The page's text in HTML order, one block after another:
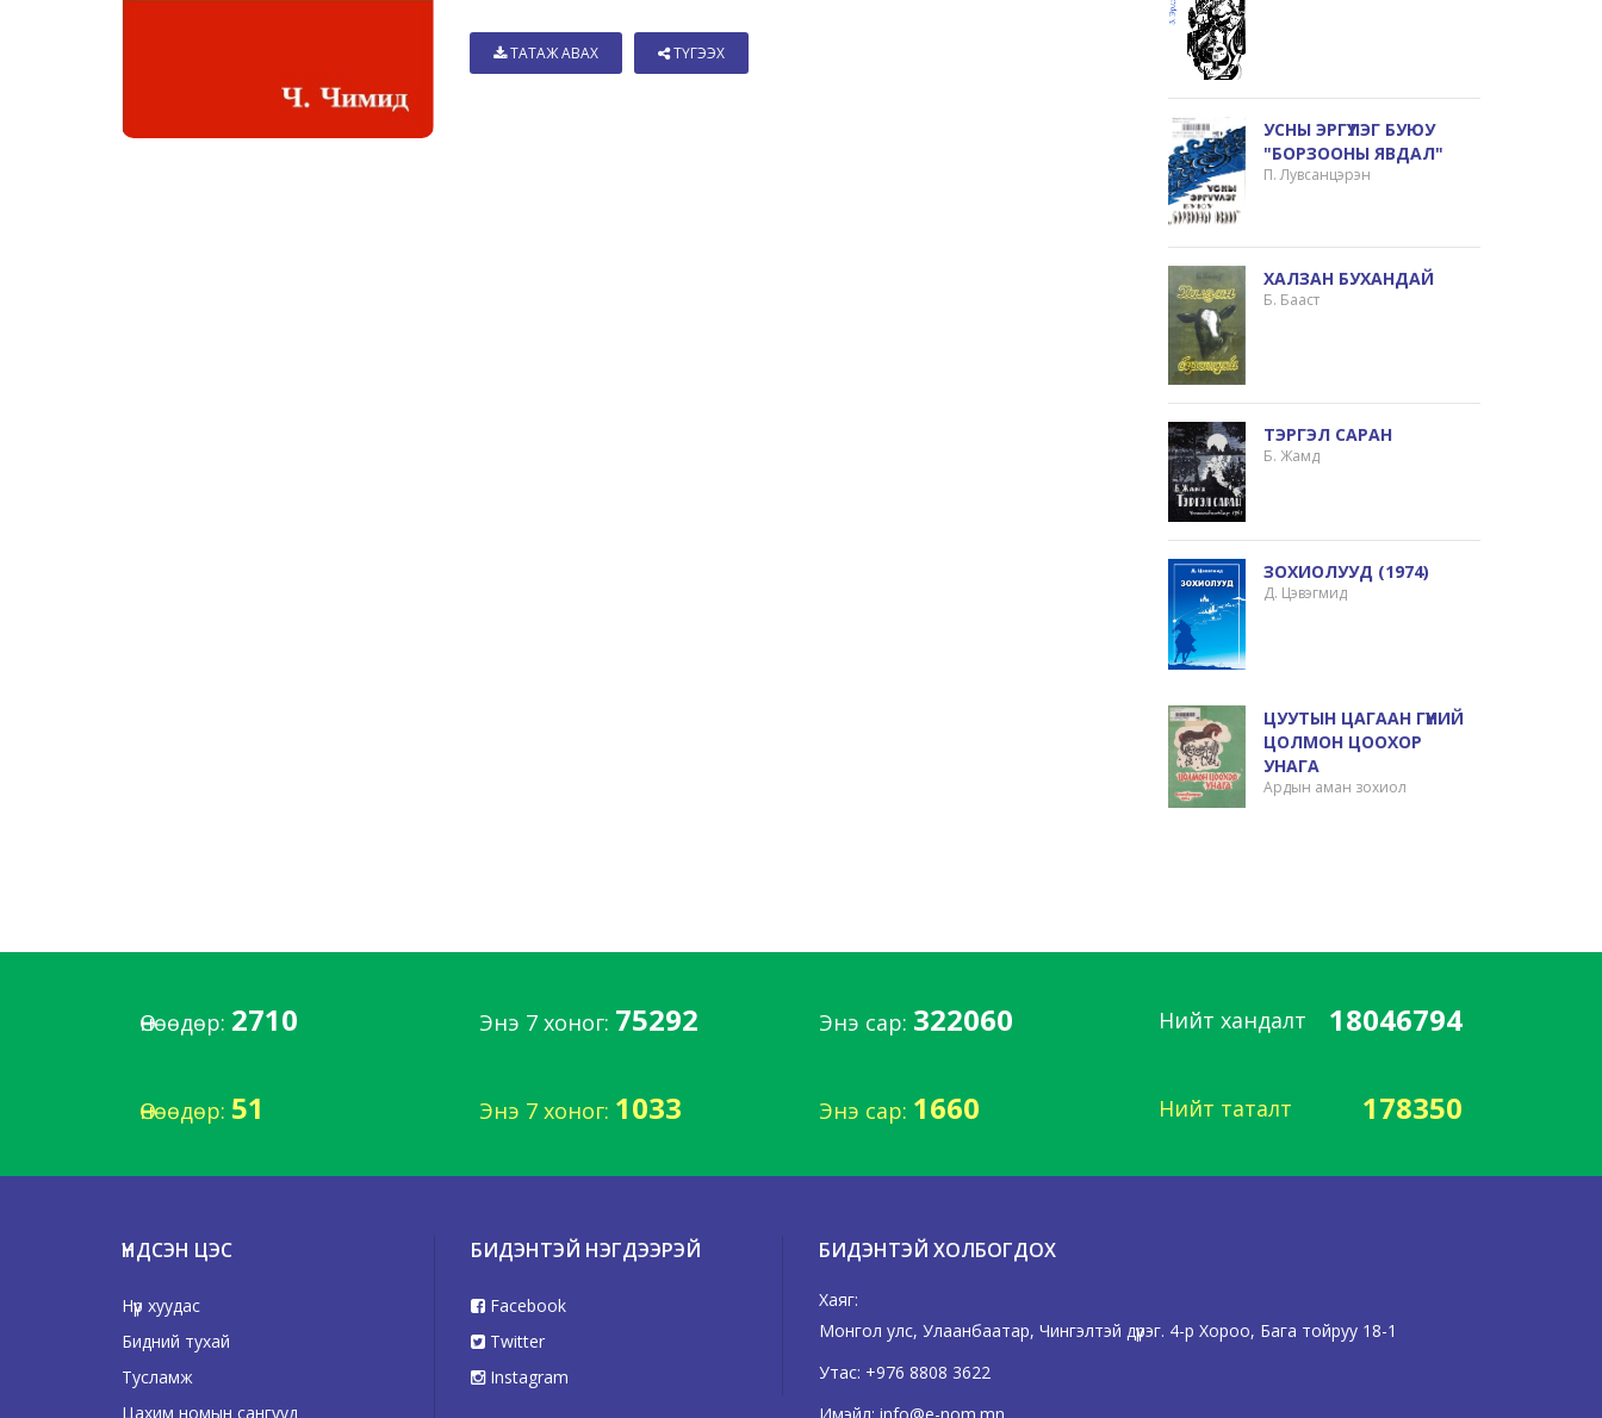
ТАТАЖ АВАХ ТҮГЭЭХ
УСНЫ ЭРГҮҮЛЭГ БУЮУ
"БОРЗООНЫ ЯВДАЛ"
П. Лувсанцэрэн
ХАЛЗАН БУХАНДАЙ
Б. Бааст
ТЭРГЭЛ САРАН
Б. Жамд
ЗОХИОЛУУД (1974)
Д. Цэвэгмид
ЦУУТЫН ЦАГААН ГҮҮНИЙ
ЦОЛМОН ЦООХОР
УНАГА
Ардын аман зохиол
Өнөөдөр: 2710 Энэ 7 хоног: 75292 Энэ сар: 322060 Нийт хандалт 18046794
Өнөөдөр: 51 Энэ 7 хоног: 1033 Энэ сар: 1660 Нийт таталт 178350
ҮНДСЭН ЦЭС
Нүүр хуудас
Бидний тухай
Тусламж
Цахим номын сангууд
БИДЭНТЭЙ НЭГДЭЭРЭЙ
Facebook
Twitter
Instagram
БИДЭНТЭЙ ХОЛБОГДОХ
Хаяг:
Монгол улс, Улаанбаатар, Чингэлтэй дүүрэг. 4-р Хороо, Бага тойруу 18-1
Утас: +976 8808 3622